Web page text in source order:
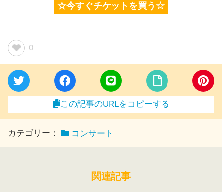
☆今すぐチケットを買う☆
0
この記事のURLをコピーする
カテゴリー： コンサート
関連記事